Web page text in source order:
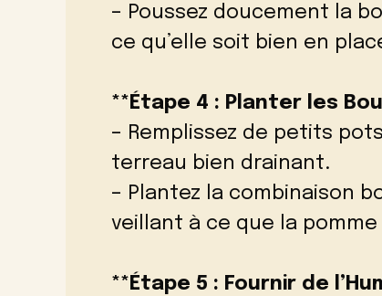
– Poussez doucement la
ce qu’elle soit bien en
**Étape 4 : Planter les
– Remplissez de petits
terreau bien drainant.
– Plantez la combinaison
veillant à ce que la
**Étape 5 : Fournir de